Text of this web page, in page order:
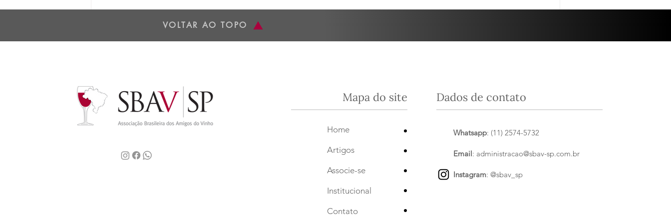
Os dois lados da Cordilheira
dos Andes - 01/07/25
com a Joana...
da Espanha”....
VOLTAR AO TOPO
Mapa do site
Home
Artigos
Associe-se
Institucional
Contato
•
•
•
•
•
Dados de contato
Whatsapp: (11) 2574-5732
Email: administracao@sbav-sp.com.br
Instagram: @sbav_sp